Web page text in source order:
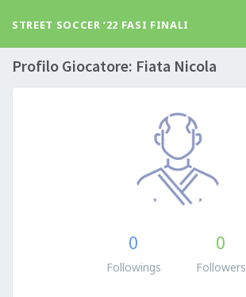
STREET SOCCER ‘22 FASI FINALI
Profilo Giocatore: Fiata Nicola
0
Followings
0
Followers